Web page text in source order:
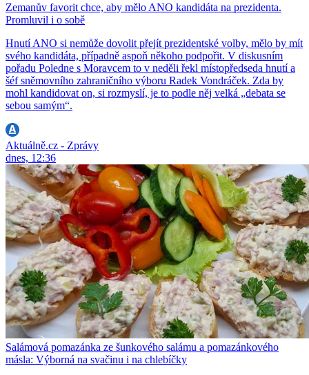
Zemanův favorit chce, aby mělo ANO kandidáta na prezidenta.
Promluvil i o sobě
Hnutí ANO si nemůže dovolit přejít prezidentské volby, mělo by mít
svého kandidáta, případně aspoň někoho podpořit. V diskusním
pořadu Poledne s Moravcem to v neděli řekl místopředseda hnutí a
šéf sněmovního zahraničního výboru Radek Vondráček. Zda by
mohl kandidovat on, si rozmyslí, je to podle něj velká „debata se
sebou samým“.
Aktuálně.cz - Zprávy
dnes, 12:36
Salámová pomazánka ze šunkového salámu a pomazánkového
másla: Výborná na svačinu i na chlebíčky